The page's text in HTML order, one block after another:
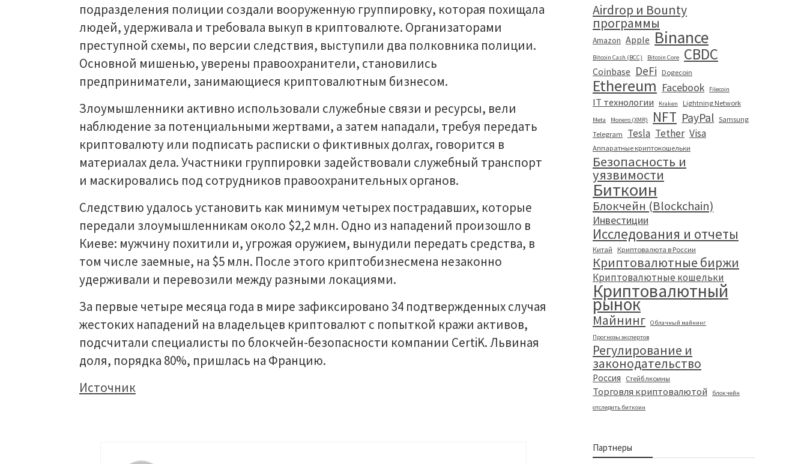
подразделения полиции создали вооруженную группировку, которая похищала
людей, удерживала и требовала выкуп в криптовалюте. Организаторами
преступной схемы, по версии следствия, выступили два полковника полиции.
Основной мишенью, уверены правоохранители, становились
предприниматели, занимающиеся криптовалютным бизнесом.
Злоумышленники активно использовали служебные связи и ресурсы, вели
наблюдение за потенциальными жертвами, а затем нападали, требуя передать
криптовалюту или подписать расписки о фиктивных долгах, говорится в
материалах дела. Участники группировки задействовали служебный транспорт
и маскировались под сотрудников правоохранительных органов.
Следствию удалось установить как минимум четырех пострадавших, которые
передали злоумышленникам около $2,2 млн. Одно из нападений произошло в
Киеве: мужчину похитили и, угрожая оружием, вынудили передать средства, в
том числе заемные, на $5 млн. После этого криптобизнесмена незаконно
удерживали и перевозили между разными локациями.
За первые четыре месяца года в мире зафиксировано 34 подтвержденных случая
жестоких нападений на владельцев криптовалют с попыткой кражи активов,
подсчитали специалисты по блокчейн-безопасности компании CertiK. Львиная
доля, порядка 80%, пришлась на Францию.
Источник
Airdrop и Bounty
программы
Amazon Apple Binance
Bitcoin Cash (BCC) Bitcoin Core CBDC
Coinbase DeFi Dogecoin
Ethereum Facebook Filecoin
IT технологии Kraken Lightning Network
Meta Monero (XMR) NFT PayPal Samsung
Telegram
Tesla Tether Visa
Аппаратные криптокошельки
Безопасность и
уязвимости
Биткоин
Блокчейн (Blockchain)
Инвестиции
Исследования и отчеты
Китай Криптовалюта в России
Криптовалютные биржи
Криптовалютные кошельки
Криптовалютный
рынок
Майнинг
Облачный майнинг
Прогнозы экспертов
Регулирование и
законодательство
Россия Стейблкоины
Торговля криптовалютой
блокчейн
отследить биткоин
Партнеры